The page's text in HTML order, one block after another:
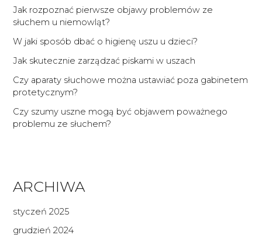
Jak rozpoznać pierwsze objawy problemów ze
słuchem u niemowląt?
W jaki sposób dbać o higienę uszu u dzieci?
Jak skutecznie zarządzać piskami w uszach
Czy aparaty słuchowe można ustawiać poza gabinetem
protetycznym?
Czy szumy uszne mogą być objawem poważnego
problemu ze słuchem?
ARCHIWA
styczeń 2025
grudzień 2024